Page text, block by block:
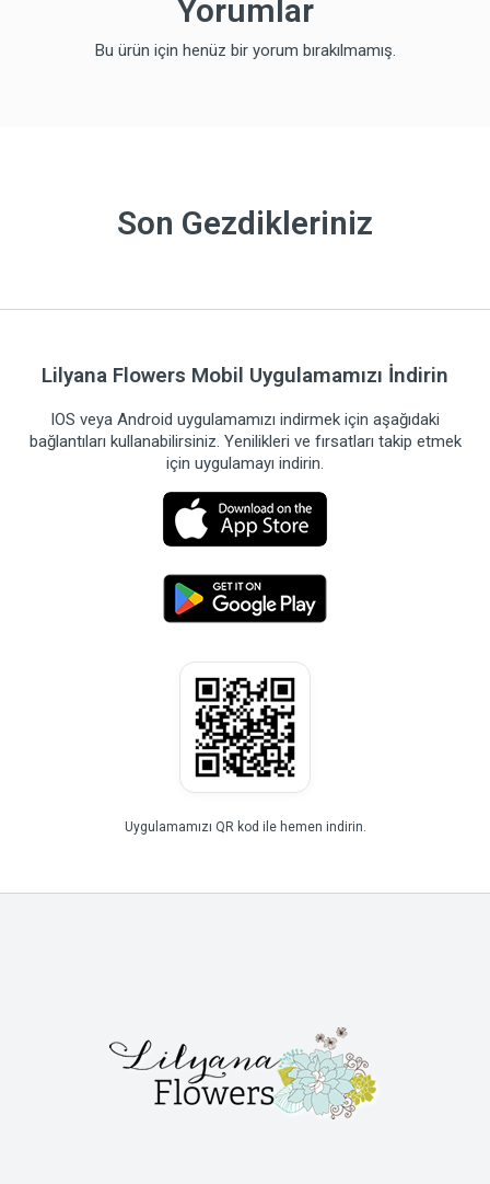
Yorumlar
Bu ürün için henüz bir yorum bırakılmamış.
Son Gezdikleriniz
Lilyana Flowers Mobil Uygulamamızı İndirin
IOS veya Android uygulamamızı indirmek için aşağıdaki
bağlantıları kullanabilirsiniz. Yenilikleri ve fırsatları takip etmek
için uygulamayı indirin.
Uygulamamızı QR kod ile hemen indirin.